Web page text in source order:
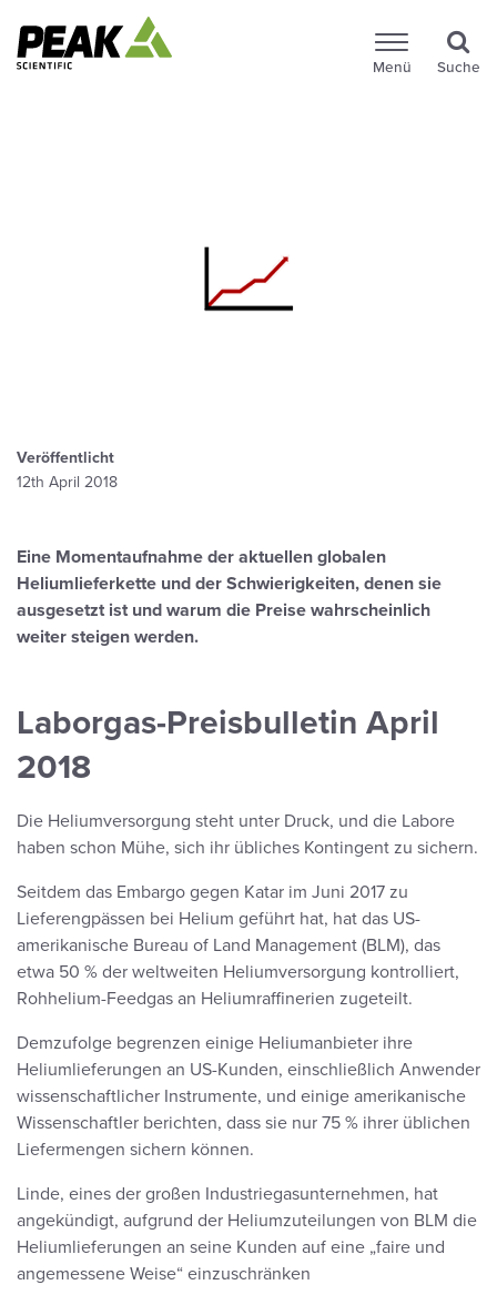
Menü Suche
Veröffentlicht
12th April 2018
Eine Momentaufnahme der aktuellen globalen
Heliumlieferkette und der Schwierigkeiten, denen sie
ausgesetzt ist und warum die Preise wahrscheinlich
weiter steigen werden.
Laborgas-Preisbulletin April
2018
Die Heliumversorgung steht unter Druck, und die Labore
haben schon Mühe, sich ihr übliches Kontingent zu sichern.
Seitdem das Embargo gegen Katar im Juni 2017 zu
Lieferengpässen bei Helium geführt hat, hat das US-
amerikanische Bureau of Land Management (BLM), das
etwa 50 % der weltweiten Heliumversorgung kontrolliert,
Rohhelium-Feedgas an Heliumraffinerien zugeteilt.
Demzufolge begrenzen einige Heliumanbieter ihre
Heliumlieferungen an US-Kunden, einschließlich Anwender
wissenschaftlicher Instrumente, und einige amerikanische
Wissenschaftler berichten, dass sie nur 75 % ihrer üblichen
Liefermengen sichern können.
Linde, eines der großen Industriegasunternehmen, hat
angekündigt, aufgrund der Heliumzuteilungen von BLM die
Heliumlieferungen an seine Kunden auf eine „faire und
angemessene Weise“ einzuschränken